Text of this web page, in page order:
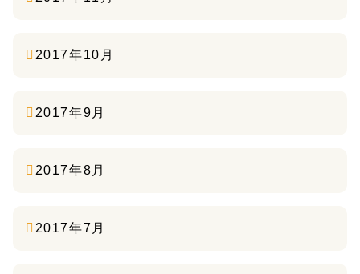
2017年10月
2017年9月
2017年8月
2017年7月